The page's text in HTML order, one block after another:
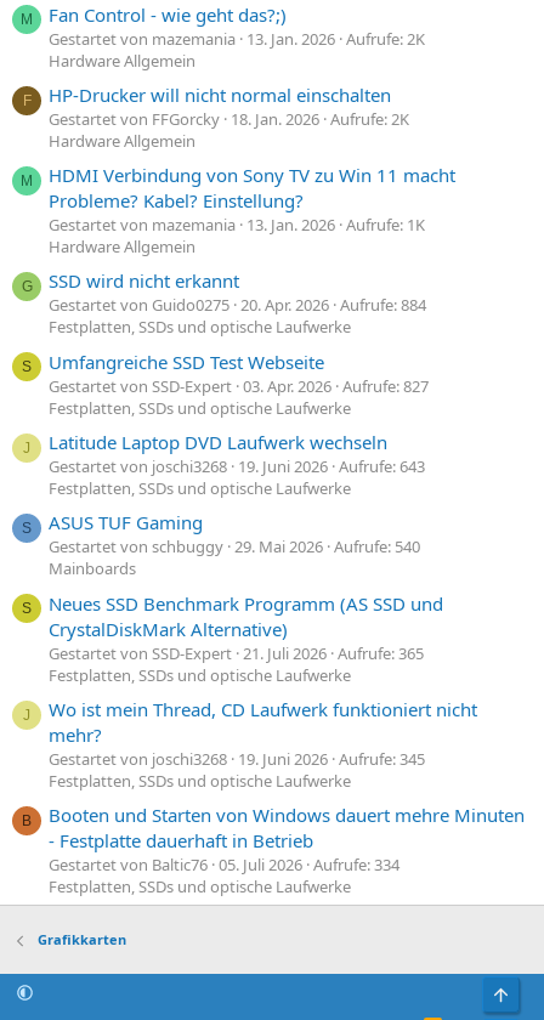
M Fan Control - wie geht das?;)
Gestartet von mazemania 13. Jan. 2026 Aufrufe: 2K
Hardware Allgemein
F HP-Drucker will nicht normal einschalten
Gestartet von FFGorcky 18. Jan. 2026 Aufrufe: 2K
Hardware Allgemein
M
HDMI Verbindung von Sony TV zu Win 11 macht
Probleme? Kabel? Einstellung?
Gestartet von mazemania 13. Jan. 2026 Aufrufe: 1K
Hardware Allgemein
G SSD wird nicht erkannt
Gestartet von Guido0275 20. Apr. 2026 Aufrufe: 884
Festplatten, SSDs und optische Laufwerke
S Umfangreiche SSD Test Webseite
Gestartet von SSD-Expert 03. Apr. 2026 Aufrufe: 827
Festplatten, SSDs und optische Laufwerke
J Latitude Laptop DVD Laufwerk wechseln
Gestartet von joschi3268 19. Juni 2026 Aufrufe: 643
Festplatten, SSDs und optische Laufwerke
S ASUS TUF Gaming
Gestartet von schbuggy 29. Mai 2026 Aufrufe: 540
Mainboards
S
Neues SSD Benchmark Programm (AS SSD und
CrystalDiskMark Alternative)
Gestartet von SSD-Expert 21. Juli 2026 Aufrufe: 365
Festplatten, SSDs und optische Laufwerke
J
Wo ist mein Thread, CD Laufwerk funktioniert nicht
mehr?
Gestartet von joschi3268 19. Juni 2026 Aufrufe: 345
Festplatten, SSDs und optische Laufwerke
B
Booten und Starten von Windows dauert mehre Minuten
- Festplatte dauerhaft in Betrieb
Gestartet von Baltic76 05. Juli 2026 Aufrufe: 334
Festplatten, SSDs und optische Laufwerke
Grafikkarten